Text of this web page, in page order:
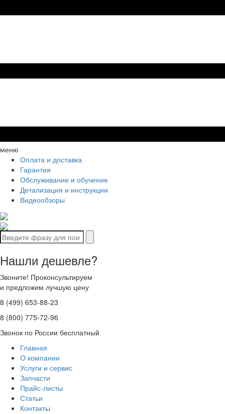
меню
Оплата и доставка
Гарантия
Обслуживание и обучение
Детализация и инструкции
Видеообзоры
Нашли дешевле?
Звоните! Проконсультируем
и предложим лучшую цену
8 (499) 653-88-23
8 (800) 775-72-96
Звонок по России бесплатный
Главная
О компании
Услуги и сервис
Запчасти
Прайс-листы
Статьи
Контакты